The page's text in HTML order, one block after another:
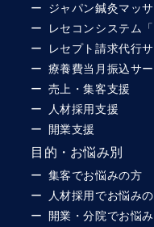
ジャパン鍼灸マッ
レセコンシステム「
レセプト請求代行
療養費当月振込サ
売上・集客支援
人材採用支援
開業支援
目的・お悩み別
集客でお悩みの方
人材採用でお悩み
開業・分院でお悩